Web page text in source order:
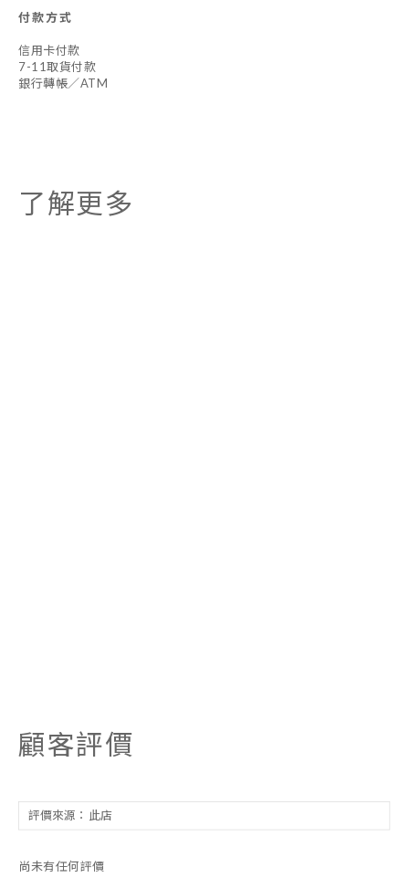
付款方式
信用卡付款
7-11取貨付款
銀行轉帳／ATM
了解更多
顧客評價
尚未有任何評價